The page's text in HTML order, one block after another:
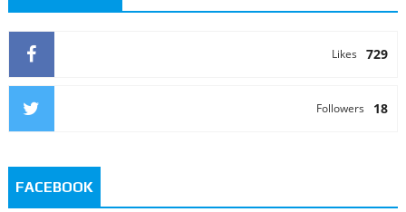
729
Likes
18
Followers
FACEBOOK